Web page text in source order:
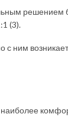
решением
(3).
с ним